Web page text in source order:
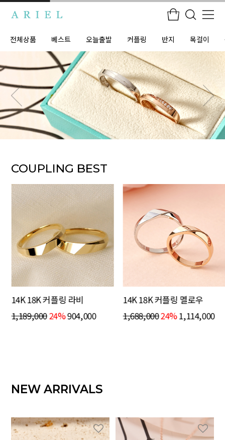
전체상품 베스트 오늘출발 커플링 반지 목걸이
COUPLING BEST
14K 18K 커플링 라비
1,189,00024%904,000
14K 18K 커플링 멜로우
1,688,00024%1,114,000
NEW ARRIVALS